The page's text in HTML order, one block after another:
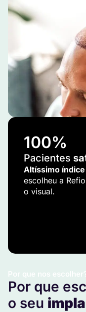
Por que nos
Por que
o seu
100%
Pacientes
Altíssimo
escolheu a
o visual.